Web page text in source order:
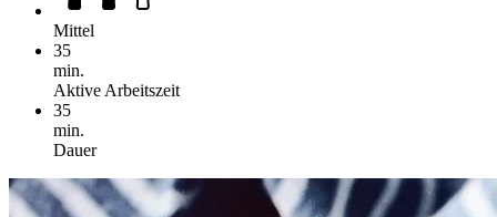
Mittel
35
min.
Aktive Arbeitszeit
35
min.
Dauer